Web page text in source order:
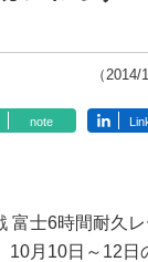
（2014/
note
士6時間耐久レ
10月10日～12日